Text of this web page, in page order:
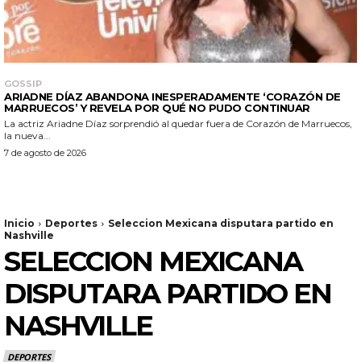
GOSSIP
ARIADNE DÍAZ ABANDONA INESPERADAMENTE ‘CORAZÓN DE
MARRUECOS’ Y REVELA POR QUÉ NO PUDO CONTINUAR
La actriz Ariadne Díaz sorprendió al quedar fuera de Corazón de Marruecos,
la nueva...
7 de agosto de 2026